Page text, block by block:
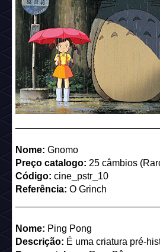
Nome:M.O.D
Descrição:Vou propôr um
Preço catalogo:7 câmbios
Código:cine_pstr_7
Referência:MIB - Homens de
Nome:Habbo Club
Descrição:Regra nº6: Camisas e
Código:cine_pstr_8
Referência:Clube da Luta
Descrição:Uma aventura pela
Bobbaro